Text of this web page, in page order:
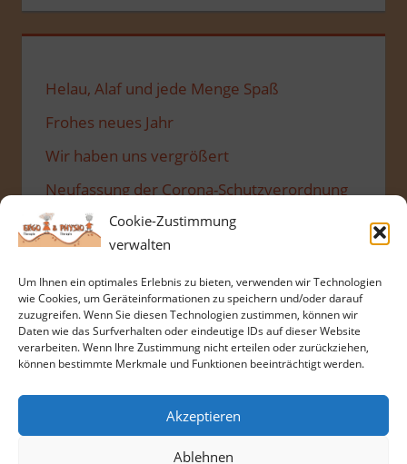
Cookie-Zustimmung
verwalten
Um Ihnen ein optimales Erlebnis zu bieten, verwenden wir Technologien
wie Cookies, um Geräteinformationen zu speichern und/oder darauf
zuzugreifen. Wenn Sie diesen Technologien zustimmen, können wir
Daten wie das Surfverhalten oder eindeutige IDs auf dieser Website
verarbeiten. Wenn Ihre Zustimmung nicht erteilen oder zurückziehen,
können bestimmte Merkmale und Funktionen beeinträchtigt werden.
Akzeptieren
Ablehnen
Helau, Alaf und jede Menge Spaß
Frohes neues Jahr
Wir haben uns vergrößert
Neufassung der Corona-Schutzverordnung
Maßnahmen werden weiter gelockert.
SUCHE
Suchen